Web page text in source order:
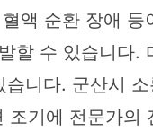
액 순환 장애 등
할 수 있습니다.
니다. 군산시
기에 전문가의